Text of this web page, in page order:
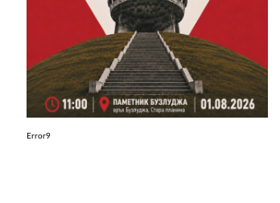
Error9
АБОНАМЕНТ
УСЛОВИЯ ЗА ПОЛЗВАНЕ
ПОЛИТИКА ЗА БИСКВИТКИТЕ
ПОЛИТИКАТА ЗА